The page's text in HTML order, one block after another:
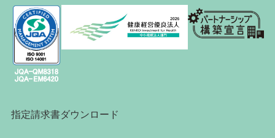
指定請求書ダウンロード